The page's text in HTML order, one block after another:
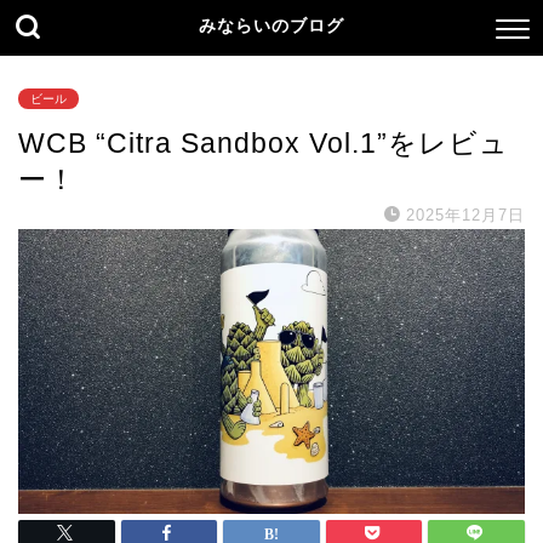
みならいのブログ
ビール
WCB “Citra Sandbox Vol.1”をレビュ
ー！
2025年12月7日